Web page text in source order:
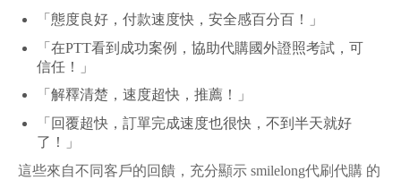
「態度良好，付款速度快，安全感百分百！」
「在PTT看到成功案例，協助代購國外證照考試，可
信任！」
「解釋清楚，速度超快，推薦！」
「回覆超快，訂單完成速度也很快，不到半天就好
了！」
這些來自不同客戶的回饋，充分顯示 smilelong代刷代購 的